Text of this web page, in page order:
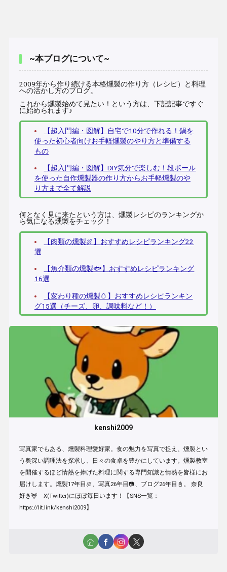
~本ブログについて~
2009年から作り続ける本格燻製の作り方（レシピ）と料理
への活かし方のブログ。
これから燻製始めて見たい！という方は、下記記事ですぐ
に始められます♪
【超入門編・図解】自宅で10分で作れる！鍋を
使った初心者向けお手軽燻製のやり方と準備する
もの
【超入門編・図解】DIY気分で楽しむ！段ボール
を使った自作燻製器の作り方からお手軽燻製のや
り方まで全て解説
何となく見に来たという方は、燻製レシピのランキングか
ら気になる燻製をチェック！
【肉類の燻製🍖】おすすめレシピランキング22
選
【魚介類の燻製🐟】おすすめレシピランキング
16選
【変わり種の燻製🥚】おすすめレシピランキン
グ15選（チーズ、卵、調味料など！）
kenshi2009
写真家でもある、燻製料理愛好家。食の魅力を写真で捉え、燻製とい
う奥深い調理法を探求し、日々の食卓を豊かにしています。燻製教室
を開催するほど情熱を捧げた料理に関する専門知識と情熱を皆様にお
届けします。燻製17年目🍖、写真26年目📷、ブログ26年目📓。 奈良
好き🦌 X(Twitter)にほぼ毎日います！【SNS一覧：
https://lit.link/kenshi2009】